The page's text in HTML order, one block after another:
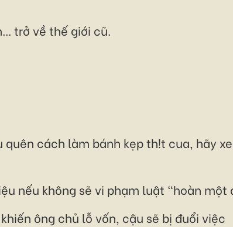
trở về thế giới cũ.
cách làm bánh kẹp th!t cua, hãy
nếu không sẽ vi phạm luật "hoàn một
ông chủ lỗ vốn, cậu sẽ bị đuổi việc